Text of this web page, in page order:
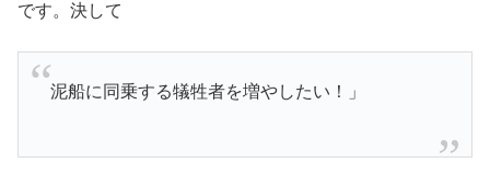
です。決して
泥船に同乗する犠牲者を増やしたい！」